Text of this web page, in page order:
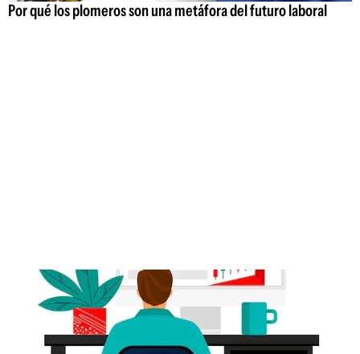
Por qué los plomeros son una metáfora del futuro laboral